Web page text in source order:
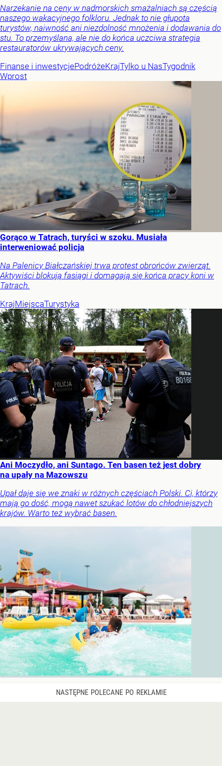
Narzekanie na ceny w nadmorskich smażalniach są częścią
naszego wakacyjnego folkloru. Jednak to nie głupota
turystów, naiwność ani niezdolność mnożenia i dodawania do
stu. To przemyślana, ale nie do końca uczciwa strategia
restauratorów ukrywających ceny.
Finanse i inwestycjePodróżeKrajTylko u NasTygodnik
Wprost
Gorąco w Tatrach, turyści w szoku. Musiała
interweniować policja
Na Palenicy Białczańskiej trwa protest obrońców zwierząt.
Aktywiści blokują fasiągi i domagają się końca pracy koni w
Tatrach.
KrajMiejscaTurystyka
Ani Moczydło, ani Suntago. Ten basen też jest dobry
na upały na Mazowszu
Upał daje się we znaki w różnych częściach Polski. Ci, którzy
mają go dość, mogą nawet szukać lotów do chłodniejszych
krajów. Warto też wybrać basen.